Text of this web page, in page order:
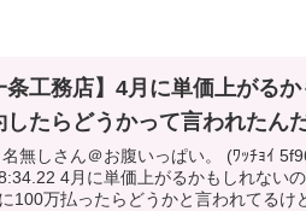
条工務店】4月に単価上がる
したらどうかって言われたん
無しさん＠お腹いっぱい。 (ﾜｯﾁｮｲ 5f96-cSj+)
かもしれないので明日契約して明後日午
100万払ったらどうかと言われてるけ